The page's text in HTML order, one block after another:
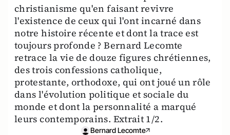
christianisme qu'en faisant revivre
l'existence de ceux qui l'ont incarné dans
notre histoire récente et dont la trace est
toujours profonde ? Bernard Lecomte
retrace la vie de douze figures chrétiennes,
des trois confessions catholique,
protestante, orthodoxe, qui ont joué un rôle
dans l'évolution politique et sociale du
monde et dont la personnalité a marqué
leurs contemporains. Extrait 1/2.
Bernard Lecomte